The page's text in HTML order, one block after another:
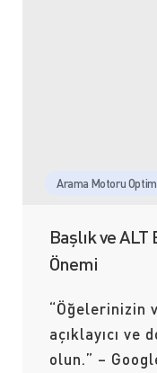
Arama Motoru
Başlık ve
Önemi
“Öğelerinizin
açıklayıcı ve
olun.” –